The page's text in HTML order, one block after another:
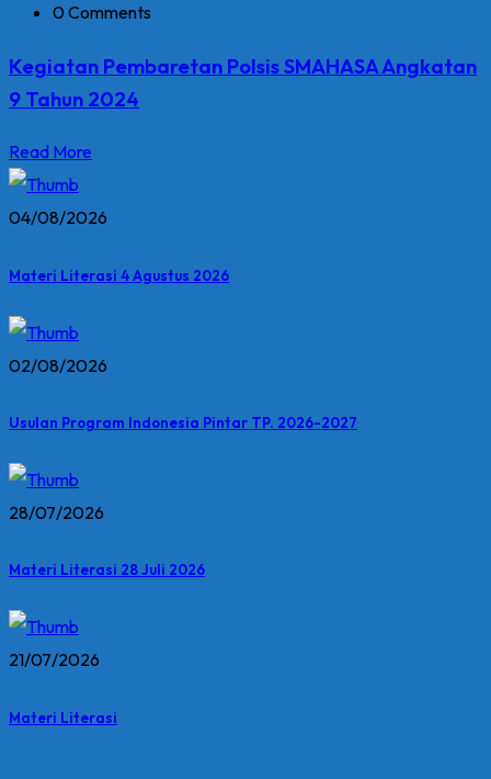
0 Comments
Kegiatan Pembaretan Polsis SMAHASA Angkatan
9 Tahun 2024
Read More
04/08/2026
Materi Literasi 4 Agustus 2026
02/08/2026
Usulan Program Indonesia Pintar TP. 2026-2027
28/07/2026
Materi Literasi 28 Juli 2026
21/07/2026
Materi Literasi